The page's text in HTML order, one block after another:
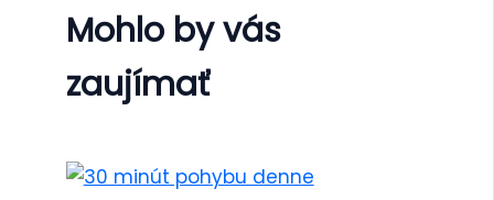
Mohlo by vás
zaujímať